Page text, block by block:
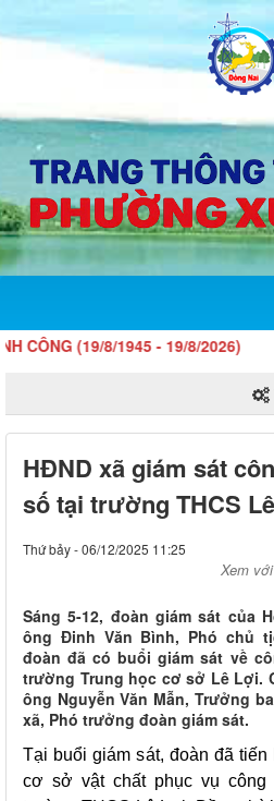
(19/8/1945 - 19/8/2026)
HĐND xã giám sát
số tại trường THCS
Thứ bảy - 06/12/2025 11:25
Xem
Sáng 5-12, đoàn giám sát của
ông Đinh Văn Bình, Phó chủ
đoàn đã có buổi giám sát về
trường Trung học cơ sở Lê Lợi.
ông Nguyễn Văn Mẫn, Trưởng
xã, Phó trưởng đoàn giám sát.
Tại buổi giám sát, đoàn đã
cơ sở vật chất phục vụ công